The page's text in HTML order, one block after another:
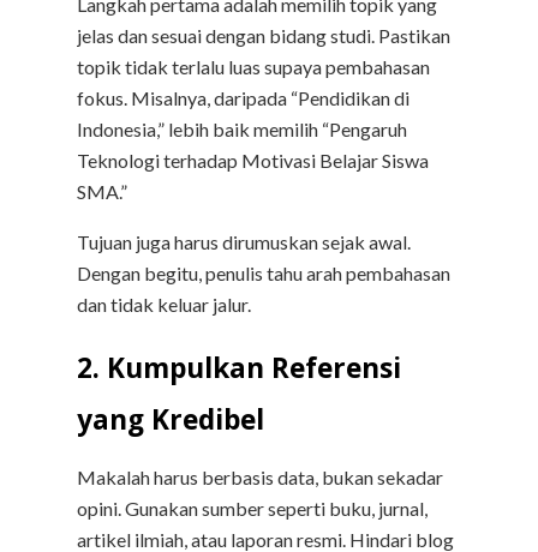
jelas dan sesuai dengan bidang studi. Pastikan
topik tidak terlalu luas supaya pembahasan
fokus. Misalnya, daripada “Pendidikan di
Indonesia,” lebih baik memilih “Pengaruh
Teknologi terhadap Motivasi Belajar Siswa
SMA.”
Tujuan juga harus dirumuskan sejak awal.
Dengan begitu, penulis tahu arah pembahasan
dan tidak keluar jalur.
2. Kumpulkan Referensi
yang Kredibel
Makalah harus berbasis data, bukan sekadar
opini. Gunakan sumber seperti buku, jurnal,
artikel ilmiah, atau laporan resmi. Hindari blog